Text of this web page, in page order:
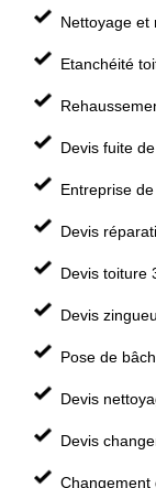
Nettoyage et
Etanchéité
Devis fuite
Entreprise
Devis
Devis toiture
Devis
Pose de
Devis
Devis
Changement